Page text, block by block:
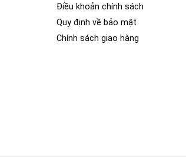
Điều khoản chính sách
Quy định về bảo mật
Chính sách giao hàng